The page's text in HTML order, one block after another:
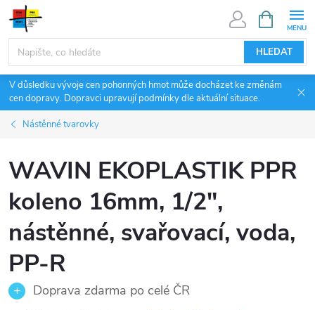
Přejít
obsah
HLEDAT
NÁKUPNÍ
KOŠÍK
V důsledku vývoje cen pohonných hmot může docházet ke změnám
cen dopravy. Dopravci upravují podmínky dle aktuální situace.
Nástěnné tvarovky
WAVIN EKOPLASTIK PPR
koleno 16mm, 1/2",
nástěnné, svařovací, voda,
PP-R
Doprava zdarma po celé ČR